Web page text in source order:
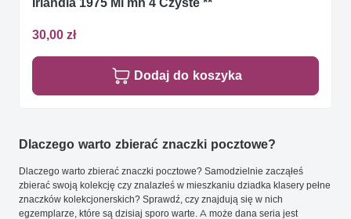
30,00 zł
Dodaj do koszyka
Dlaczego warto zbierać znaczki pocztowe?
Dlaczego warto zbierać znaczki pocztowe? Samodzielnie zacząłeś
zbierać swoją kolekcję czy znalazłeś w mieszkaniu dziadka klasery pełne
znaczków kolekcjonerskich? Sprawdź, czy znajdują się w nich
egzemplarze, które są dzisiaj sporo warte. A może dana seria jest